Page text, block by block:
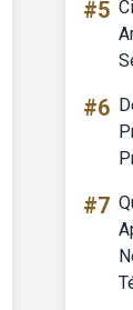
#5
#6
#7